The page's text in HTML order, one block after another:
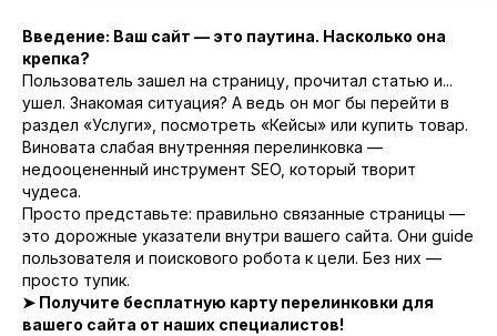
Введение: Ваш сайт — это паутина. Насколько она
крепка?
Пользователь зашел на страницу, прочитал статью и...
ушел. Знакомая ситуация? А ведь он мог бы перейти в
раздел «Услуги», посмотреть «Кейсы» или купить товар.
Виновата слабая внутренняя перелинковка —
недооцененный инструмент SEO, который творит
чудеса.
Просто представьте: правильно связанные страницы —
это дорожные указатели внутри вашего сайта. Они guide
пользователя и поискового робота к цели. Без них —
просто тупик.
➤ Получите бесплатную карту перелинковки для
вашего сайта от наших специалистов!